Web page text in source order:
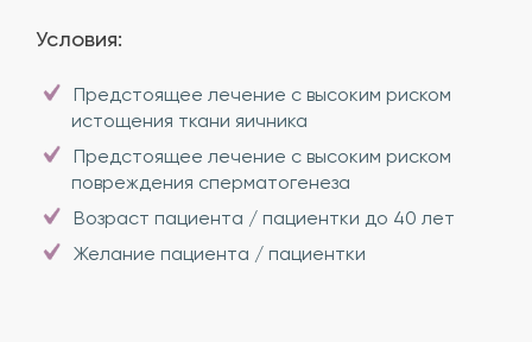
Условия:
Предстоящее лечение с высоким риском
истощения ткани яичника
Предстоящее лечение с высоким риском
повреждения сперматогенеза
Возраст пациента / пациентки до 40 лет
Желание пациента / пациентки